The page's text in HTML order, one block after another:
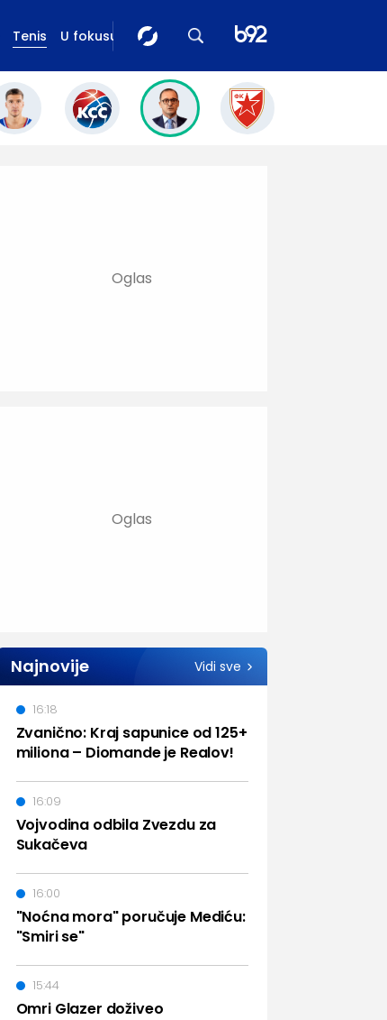
Tenis U fokusu
Najnovije Vidi sve
Zvanično: Kraj sapunice od 125+
miliona – Diomande je Realov!
16:18
Vojvodina odbila Zvezdu za
Sukačeva
16:09
"Noćna mora" poručuje Mediću:
"Smiri se"
16:00
Omri Glazer doživeo
15:44